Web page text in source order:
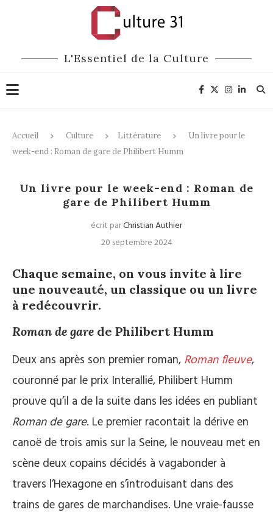
L'Essentiel de la Culture
Accueil Culture Littérature
Un livre pour le
week-end : Roman de gare de Philibert Humm
Un livre pour le week-end : Roman de
gare de Philibert Humm
écrit parChristian Authier
20 septembre 2024
Chaque semaine, on vous invite à lire
une nouveauté, un classique ou un livre
à redécouvrir.
Roman de gare de Philibert Humm
Deux ans après son premier roman, Roman fleuve,
couronné par le prix Interallié, Philibert Humm
prouve qu’il a de la suite dans les idées en publiant
Roman de gare. Le premier racontait la dérive en
canoë de trois amis sur la Seine, le nouveau met en
scène deux copains décidés à vagabonder à
travers l’Hexagone en s’introduisant dans des
trains de gares de marchandises. Une vraie-fausse